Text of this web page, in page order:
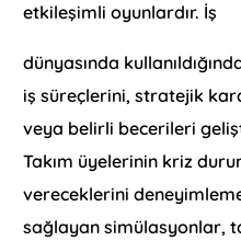
etkileşimli oyunlardır. İş
dünyasında
iş süreçlerini, stratejik
veya belirli becerileri
Takım üyelerinin kriz
vereceklerini
sağlayan simülasyonlar,